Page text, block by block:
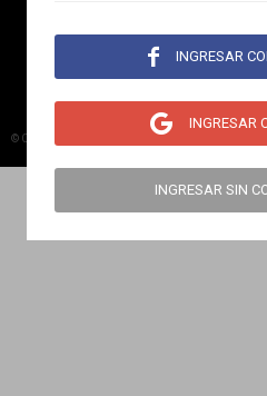
 INGRESAR
 INGRESAR
INGRESAR SIN
© Copyright 2026 / NorthSails